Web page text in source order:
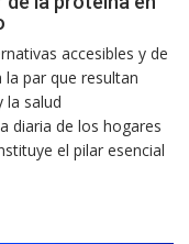
accesibles y de
par que resultan
la salud
diaria de los hogares
el pilar esencial